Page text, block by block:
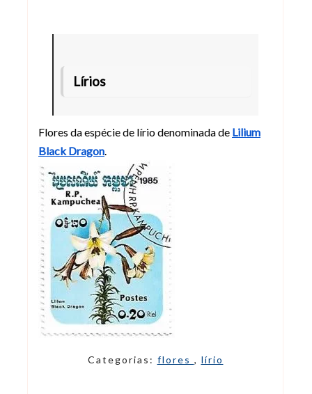
Lírios
Flores da espécie de lírio denominada de Lilium
Black Dragon.
Categorias: flores , lírio